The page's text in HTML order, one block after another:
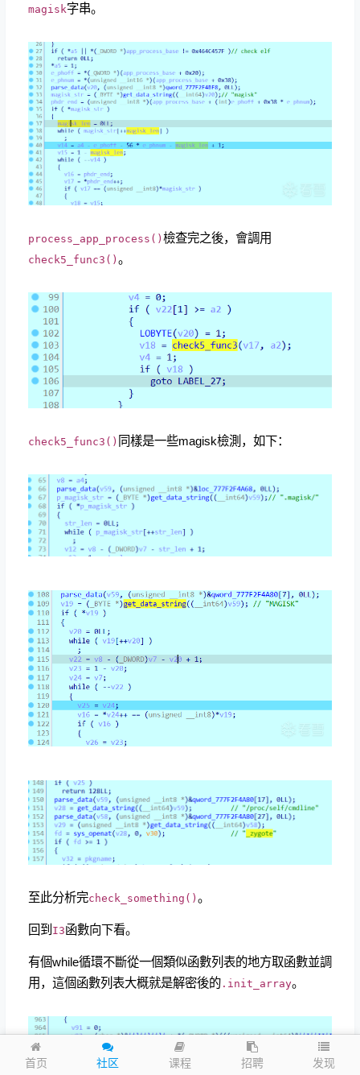
首页 社区 课程 招聘 发现
magisk字串。
process_app_process()檢查完之後，會調用
check5_func3()。
check5_func3() 同樣是一些magisk檢測，如下：
至此分析完check_something()。
回到 I3函數向下看。
有個while循環不斷從一個類似函數列表的地方取函數並調
用，這個函數列表大概就是解密後的.init_array。